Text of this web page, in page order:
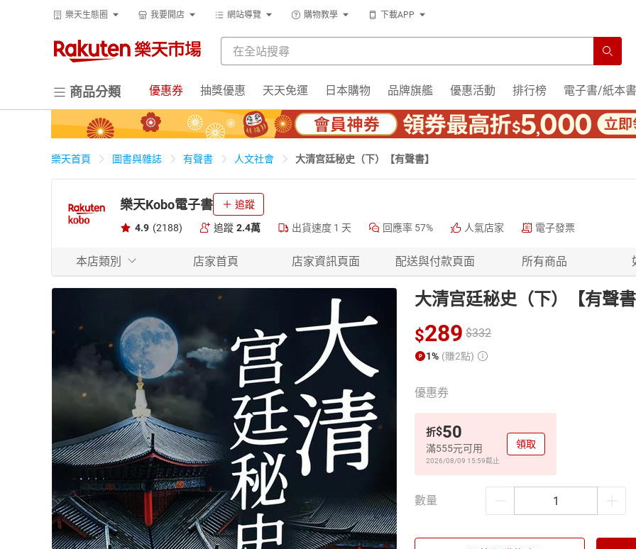
樂天生態圈 我要開店 網站導覽 購物教學 下載APP
商品分類 優惠券 抽獎優惠 天天免運 日本購物 品牌旗艦 優惠活動 排行榜 電子書/紙本書
樂天首頁 圖書與雜誌 有聲書 人文社會 大清宫廷秘史（下）【有聲書】
樂天Kobo電子書 追蹤
4.9 (2188) 追蹤 2.4萬 出貨速度 1 天 回應率 57% 人氣店家 電子發票
本店類別 店家首頁 店家資訊頁面 配送與付款頁面 所有商品
大清宫廷秘史（下）【有聲
$289 $332
1% (賺2點)
優惠券
折$50
滿555元可用
2026/08/09 15:59截止
領取
數量